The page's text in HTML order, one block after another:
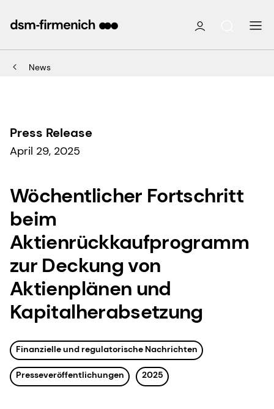
News
Press Release
April 29, 2025
Wöchentlicher Fortschritt
beim
Aktienrückkaufprogramm
zur Deckung von
Aktienplänen und
Kapitalherabsetzung
Finanzielle und regulatorische Nachrichten
Presseveröffentlichungen 2025